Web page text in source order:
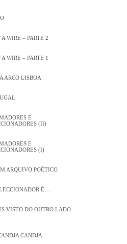
WIRE – PARTE 2
WIRE – PARTE 1
ARCO LISBOA
E
(II)
E
(I)
ARQUIVO POÉTICO
É…
VISTO DO OUTRO LADO
CANDJA